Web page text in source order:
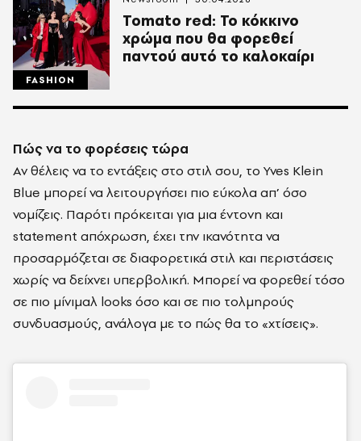
FASHION
Tomato red: Το κόκκινο
χρώμα που θα φορεθεί
παντού αυτό το καλοκαίρι
Πώς να το φορέσεις τώρα
Αν θέλεις να το εντάξεις στο στιλ σου, το Yves Klein
Blue μπορεί να λειτουργήσει πιο εύκολα απ’ όσο
νομίζεις. Παρότι πρόκειται για μια έντονη και
statement απόχρωση, έχει την ικανότητα να
προσαρμόζεται σε διαφορετικά στιλ και περιστάσεις
χωρίς να δείχνει υπερβολική. Μπορεί να φορεθεί τόσο
σε πιο μίνιμαλ looks όσο και σε πιο τολμηρούς
συνδυασμούς, ανάλογα με το πώς θα το «χτίσεις».